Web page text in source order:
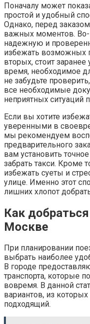
Поначалу может
простой и удобный
Однако, перед заказом
важных моментов.
надежную и
избежать возможных
вторых, стоит заранее
время, необходимое
не забудьте
все необходимые
неприятных ситуаций
Если вы хотите
уверенными в
мы рекомендуем
предварительного
вам установить
забрать такси. Кроме
избежать суеты и
улице. Именно этот
лишних хлопот
Как
Москве
При планировании
выбрать наиболее
В городе
транспорта, которые
вовремя. В данной
вариантов, из
подходящий.